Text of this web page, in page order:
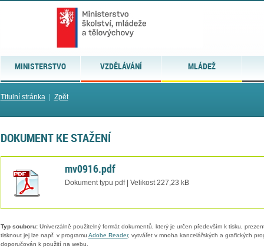
MINISTERSTVO VZDĚLÁVÁNÍ MLÁDEŽ
Titulní stránka| Zpět
DOKUMENT KE STAŽENÍ
mv0916.pdf
Dokument typu pdf | Velikost 227,23 kB
Typ souboru:Univerzálně použitelný formát dokumentů, který je určen především k tisku,
tisknout jej lze např. v programu Adobe Reader, vytvářet v mnoha kancelářských a grafických
doporučován k použití na webu.